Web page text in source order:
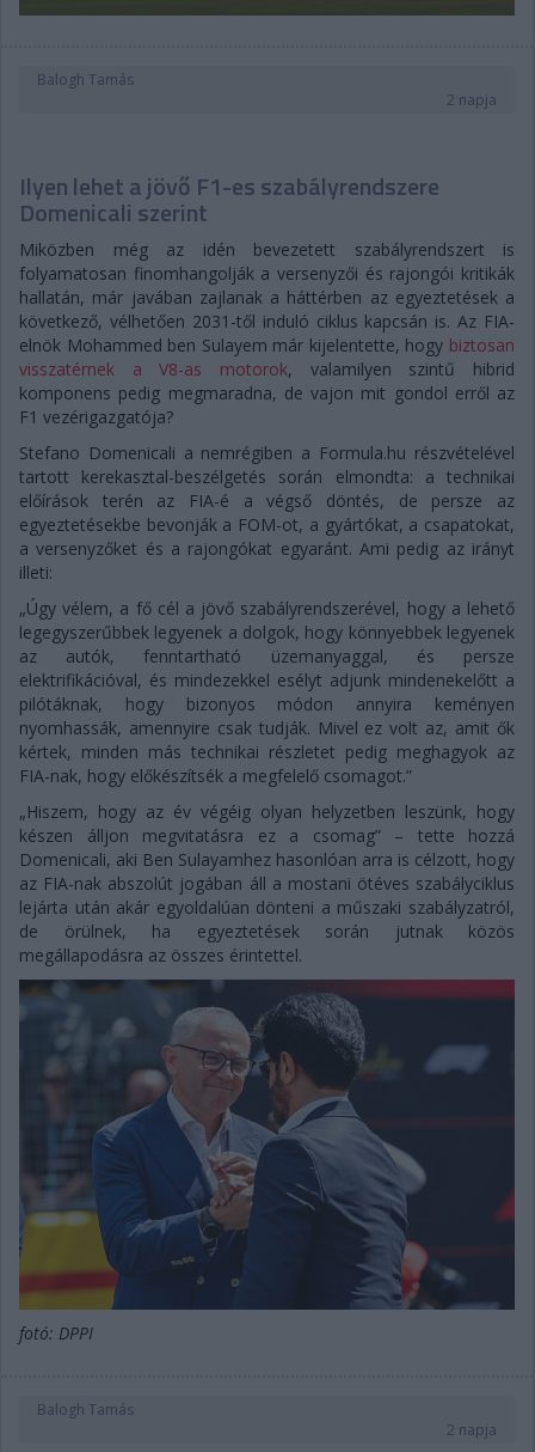
Balogh Tamás
2 napja
Ilyen lehet a jövő F1-es szabályrendszere
Domenicali szerint
Miközben még az idén bevezetett szabályrendszert is
folyamatosan finomhangolják a versenyzői és rajongói kritikák
hallatán, már javában zajlanak a háttérben az egyeztetések a
következő, vélhetően 2031-től induló ciklus kapcsán is. Az FIA-
elnök Mohammed ben Sulayem már kijelentette, hogy biztosan
visszatérnek a V8-as motorok, valamilyen szintű hibrid
komponens pedig megmaradna, de vajon mit gondol erről az
F1 vezérigazgatója?
Stefano Domenicali a nemrégiben a Formula.hu részvételével
tartott kerekasztal-beszélgetés során elmondta: a technikai
előírások terén az FIA-é a végső döntés, de persze az
egyeztetésekbe bevonják a FOM-ot, a gyártókat, a csapatokat,
a versenyzőket és a rajongókat egyaránt. Ami pedig az irányt
illeti:
„Úgy vélem, a fő cél a jövő szabályrendszerével, hogy a lehető
legegyszerűbbek legyenek a dolgok, hogy könnyebbek legyenek
az autók, fenntartható üzemanyaggal, és persze
elektrifikációval, és mindezekkel esélyt adjunk mindenekelőtt a
pilótáknak, hogy bizonyos módon annyira keményen
nyomhassák, amennyire csak tudják. Mivel ez volt az, amit ők
kértek, minden más technikai részletet pedig meghagyok az
FIA-nak, hogy előkészítsék a megfelelő csomagot.”
„Hiszem, hogy az év végéig olyan helyzetben leszünk, hogy
készen álljon megvitatásra ez a csomag” – tette hozzá
Domenicali, aki Ben Sulayamhez hasonlóan arra is célzott, hogy
az FIA-nak abszolút jogában áll a mostani ötéves szabályciklus
lejárta után akár egyoldalúan dönteni a műszaki szabályzatról,
de örülnek, ha egyeztetések során jutnak közös
megállapodásra az összes érintettel.
fotó: DPPI
Balogh Tamás
2 napja